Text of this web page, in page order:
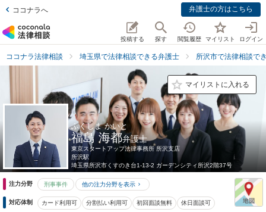
ココナラへ 弁護士の方はこちら
投稿する 探す 閲覧履歴 マイリスト ログイン
ココナラ法律相談 埼玉県で法律相談できる弁護士 所沢市で法律相談で
マイリストに入れる
ふくしま かいと
福島 海都弁護士
東京スタートアップ法律事務所 所沢支店
所沢駅
埼玉県所沢市くすのき台1-13-2 ガーデンシティ所沢2階37号
注力分野 刑事事件 他の注力分野を表示
対応体制 カード利用可 分割払い利用可 初回面談無料 休日面談可